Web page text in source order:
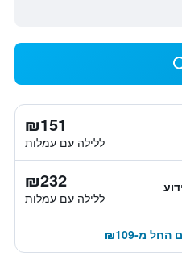
₪151
ללילה עם עמלות
₪232
ללילה עם עמלות